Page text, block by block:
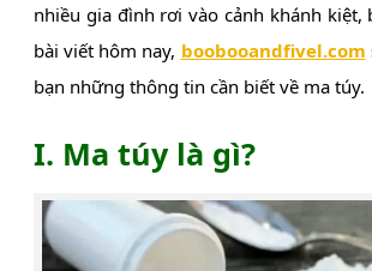
nhiều gia đình rơi vào cảnh khánh kiệt,
bài viết hôm nay, boobooandfivel.com
bạn những thông tin cần biết về ma túy.
I. Ma túy là gì?